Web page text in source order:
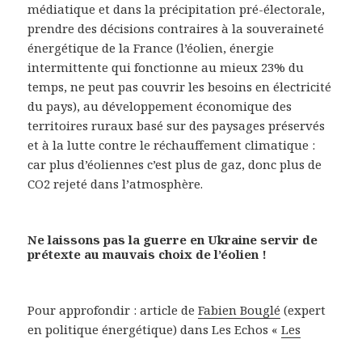
médiatique et dans la précipitation pré-électorale,
prendre des décisions contraires à la souveraineté
énergétique de la France (l’éolien, énergie
intermittente qui fonctionne au mieux 23% du
temps, ne peut pas couvrir les besoins en électricité
du pays), au développement économique des
territoires ruraux basé sur des paysages préservés
et à la lutte contre le réchauffement climatique :
car plus d’éoliennes c’est plus de gaz, donc plus de
CO2 rejeté dans l’atmosphère.
Ne laissons pas la guerre en Ukraine servir de
prétexte au mauvais choix de l’éolien !
Pour approfondir : article deFabien Bouglé (expert
en politique énergétique) dans Les Echos «Les